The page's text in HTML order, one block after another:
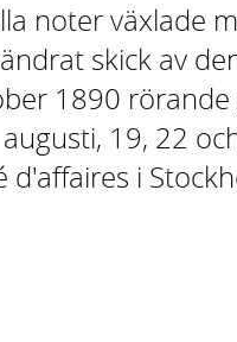
noter växlade
skick av
1890
19, 22
d'affaires i